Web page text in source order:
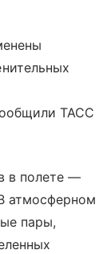
ТАСС
в полете —
атмосферном
пары,